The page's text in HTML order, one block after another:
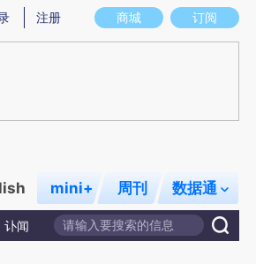
图存在偏差。不代表财新观点和立场。推荐点击
商城 订阅
注册
mini+ 周刊 数据通
讣闻